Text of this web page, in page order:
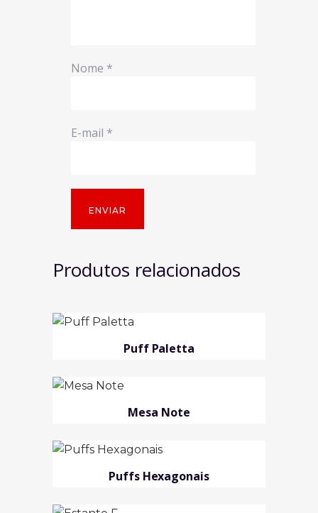
Nome *
E-mail *
Produtos relacionados
Puff Paletta
Mesa Note
Puffs Hexagonais